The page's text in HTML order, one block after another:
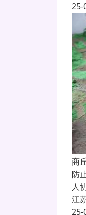
25-
商
防
人
江
25-